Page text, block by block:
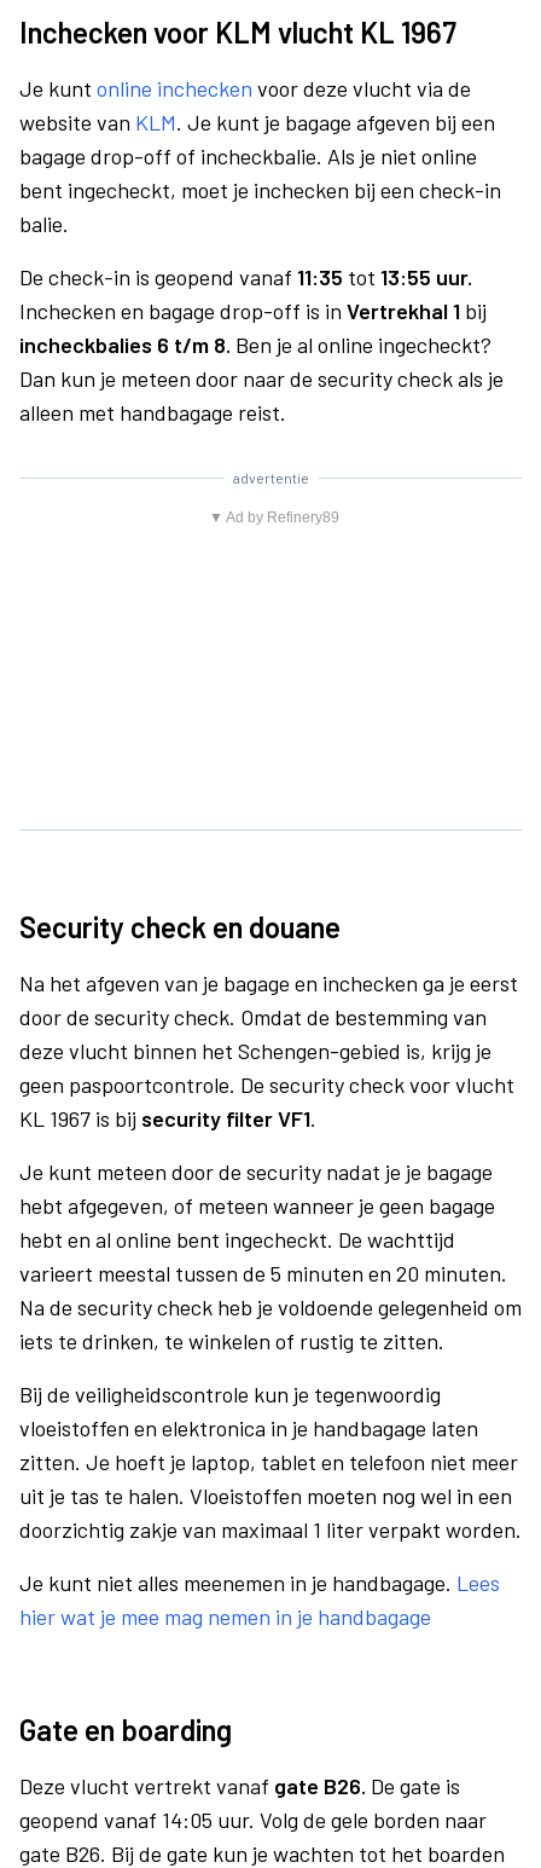
Inchecken voor KLM vlucht KL 1967
Je kunt online inchecken voor deze vlucht via de
website van KLM. Je kunt je bagage afgeven bij een
bagage drop-off of incheckbalie. Als je niet online
bent ingecheckt, moet je inchecken bij een check-in
balie.
De check-in is geopend vanaf 11:35 tot 13:55 uur.
Inchecken en bagage drop-off is in Vertrekhal 1 bij
incheckbalies 6 t/m 8. Ben je al online ingecheckt?
Dan kun je meteen door naar de security check als je
alleen met handbagage reist.
advertentie
▼ Ad by Refinery89
Security check en douane
Na het afgeven van je bagage en inchecken ga je eerst
door de security check. Omdat de bestemming van
deze vlucht binnen het Schengen-gebied is, krijg je
geen paspoortcontrole. De security check voor vlucht
KL 1967 is bij security filter VF1.
Je kunt meteen door de security nadat je je bagage
hebt afgegeven, of meteen wanneer je geen bagage
hebt en al online bent ingecheckt. De wachttijd
varieert meestal tussen de 5 minuten en 20 minuten.
Na de security check heb je voldoende gelegenheid om
iets te drinken, te winkelen of rustig te zitten.
Bij de veiligheidscontrole kun je tegenwoordig
vloeistoffen en elektronica in je handbagage laten
zitten. Je hoeft je laptop, tablet en telefoon niet meer
uit je tas te halen. Vloeistoffen moeten nog wel in een
doorzichtig zakje van maximaal 1 liter verpakt worden.
Je kunt niet alles meenemen in je handbagage. Lees
hier wat je mee mag nemen in je handbagage
Gate en boarding
Deze vlucht vertrekt vanaf gate B26. De gate is
geopend vanaf 14:05 uur. Volg de gele borden naar
gate B26. Bij de gate kun je wachten tot het boarden